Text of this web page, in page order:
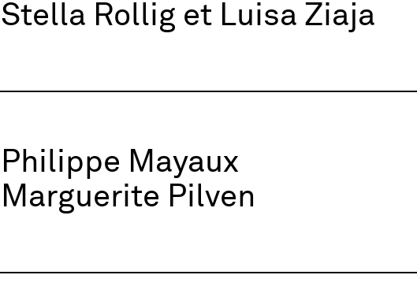
Stella Rollig et Luisa Ziaja
Philippe Mayaux
Marguerite Pilven